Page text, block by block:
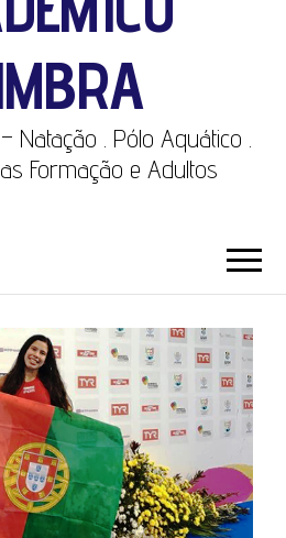
Natação . Pólo Aquático .
Formação e Adultos